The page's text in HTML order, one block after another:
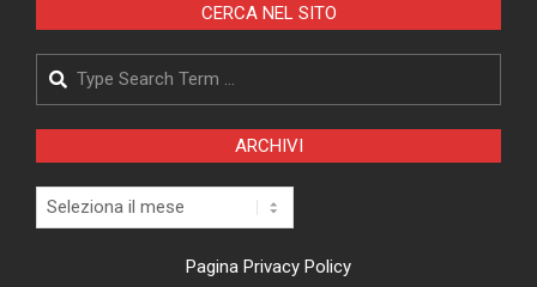
CERCA NEL SITO
ARCHIVI
Archivi
Pagina Privacy Policy